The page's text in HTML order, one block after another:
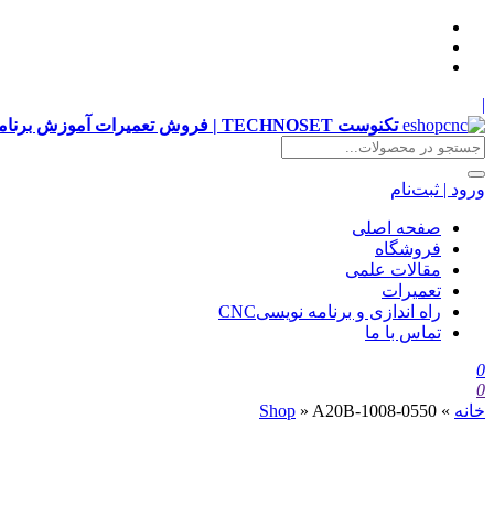
|
تکنوست TECHNOSET | فروش تعمیرات آموزش برنامه نویسی cnc زیمنس فانوک هایدن siemens ,fanuc, heidenhain ,hust, gsk
ورود | ثبت‌نام
صفحه اصلی
فروشگاه
مقالات علمی
تعمیرات
راه اندازی و برنامه نویسیCNC
تماس با ما
0
0
خانه »
Shop » A20B-1008-0550